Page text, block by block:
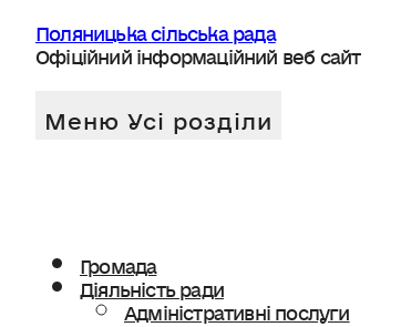
Поляницька сільська рада
Офіційний інформаційний веб сайт
Громада
Діяльність ради
Адміністративні послуги